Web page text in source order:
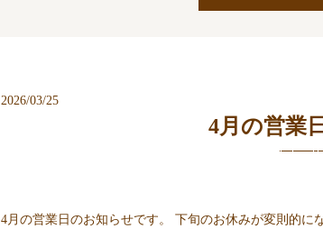
2026/03/25
4月の営業
4月の営業日のお知らせです。 下旬のお休みが変則的に